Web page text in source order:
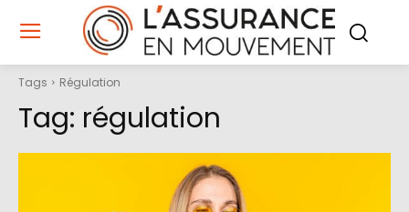
Tags Régulation
Tag: régulation